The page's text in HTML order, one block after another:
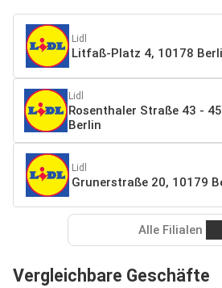
Lidl
Litfaß-Platz 4, 10178
Lidl
Rosenthaler Straße 43 -
Berlin
Lidl
Grunerstraße 20, 10179
Alle Filialen
Vergleichbare Geschäfte